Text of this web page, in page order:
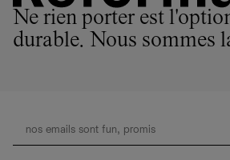
Ne rien porter est
durable. Nous sommes